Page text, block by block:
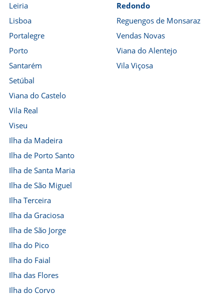
Leiria
Lisboa
Portalegre
Porto
Santarém
Setúbal
Viana do Castelo
Vila Real
Viseu
Ilha da Madeira
Ilha de Porto Santo
Ilha de Santa Maria
Ilha de São Miguel
Ilha Terceira
Ilha da Graciosa
Ilha de São Jorge
Ilha do Pico
Ilha do Faial
Ilha das Flores
Ilha do Corvo
Redondo
Reguengos de Monsaraz
Vendas Novas
Viana do Alentejo
Vila Viçosa